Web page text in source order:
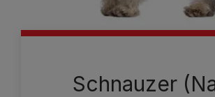
Schnauzer